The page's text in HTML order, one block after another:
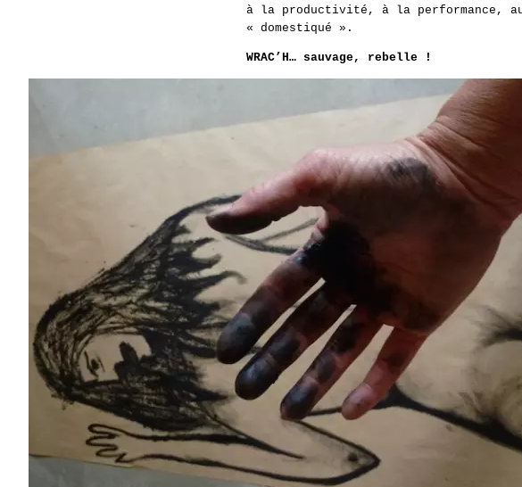
à la productivité, à la performance,
« domestiqué ».
WRAC’H… sauvage, rebelle !